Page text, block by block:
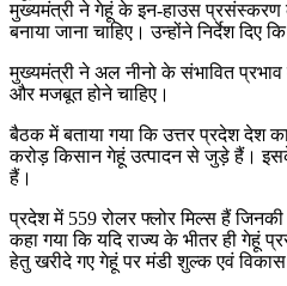
मुख्यमंत्री ने गेहूं के इन-हाउस प्रसंस्करण
बनाया जाना चाहिए। उन्होंने निर्देश
मुख्यमंत्री ने अल नीनो के संभावित प्रभाव
और मजबूत होने चाहिए।
बैठक में बताया गया कि उत्तर प्रदेश देश
करोड़ किसान गेहूं उत्पादन से जुड़े हैं।
हैं।
प्रदेश में 559 रोलर फ्लोर मिल्स हैं
कहा गया कि यदि राज्य के भीतर ही गेहूं
हेतु खरीदे गए गेहूं पर मंडी शुल्क एवं विकास